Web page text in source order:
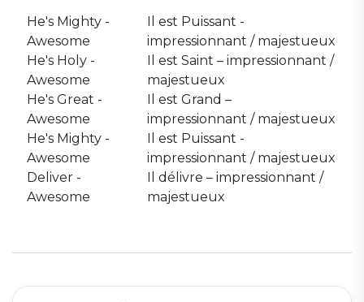
He's Mighty -
Awesome
He's Holy -
Awesome
He's Great -
Awesome
He's Mighty -
Awesome
Deliver -
Awesome
Il est Puissant -
impressionnant / majestueux
Il est Saint – impressionnant /
majestueux
Il est Grand –
impressionnant / majestueux
Il est Puissant -
impressionnant / majestueux
Il délivre – impressionnant /
majestueux